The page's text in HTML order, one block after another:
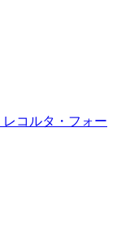
コルタ・フォー